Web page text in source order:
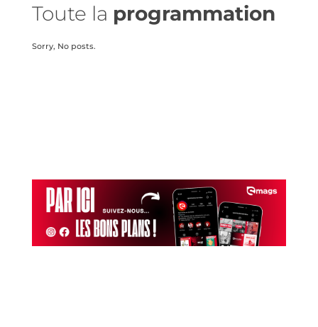
Toute la programmation
Sorry, No posts.